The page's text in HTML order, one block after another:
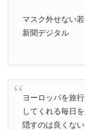
マスク外せない
新聞デジタル
ヨーロッパを旅
してくれる毎日
隠すのは良くない